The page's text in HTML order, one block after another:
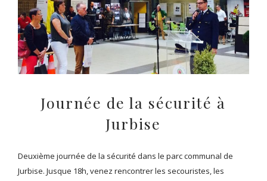
Journée de la sécurité à
Jurbise
Deuxième journée de la sécurité dans le parc communal de
Jurbise. Jusque 18h, venez rencontrer les secouristes, les